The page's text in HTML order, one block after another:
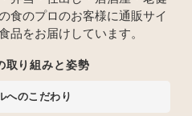
食のプロのお客様に通販サイ
品をお届けしています。
取り組みと姿勢
へのこだわり